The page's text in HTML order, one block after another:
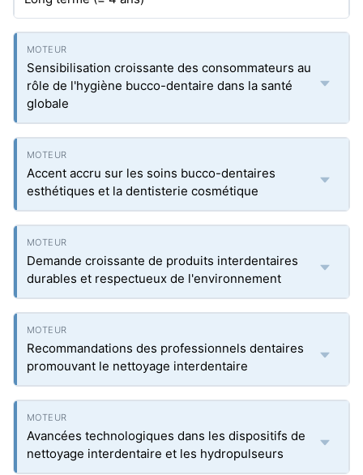
Sensibilisation croissante des consommateurs au
rôle de l'hygiène bucco-dentaire dans la santé
globale
Accent accru sur les soins bucco-dentaires
esthétiques et la dentisterie cosmétique
Demande croissante de produits interdentaires
durables et respectueux de l'environnement
Recommandations des professionnels dentaires
promouvant le nettoyage interdentaire
Avancées technologiques dans les dispositifs de
nettoyage interdentaire et les hydropulseurs